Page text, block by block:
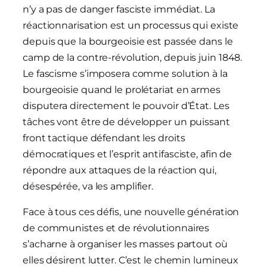
n’y a pas de danger fasciste immédiat. La
réactionnarisation est un processus qui existe
depuis que la bourgeoisie est passée dans le
camp de la contre-révolution, depuis juin 1848.
Le fascisme s’imposera comme solution à la
bourgeoisie quand le prolétariat en armes
disputera directement le pouvoir d’État. Les
tâches vont être de développer un puissant
front tactique défendant les droits
démocratiques et l’esprit antifasciste, afin de
répondre aux attaques de la réaction qui,
désespérée, va les amplifier.
Face à tous ces défis, une nouvelle génération
de communistes et de révolutionnaires
s’acharne à organiser les masses partout où
elles désirent lutter. C’est le chemin lumineux